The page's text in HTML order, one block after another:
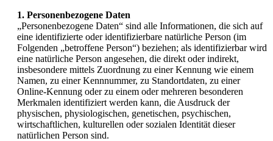
1. Personenbezogene Daten
„Personenbezogene Daten“ sind alle Informationen, die sich auf
eine identifizierte oder identifizierbare natürliche Person (im
Folgenden „betroffene Person“) beziehen; als identifizierbar wird
eine natürliche Person angesehen, die direkt oder indirekt,
insbesondere mittels Zuordnung zu einer Kennung wie einem
Namen, zu einer Kennnummer, zu Standortdaten, zu einer
Online-Kennung oder zu einem oder mehreren besonderen
Merkmalen identifiziert werden kann, die Ausdruck der
physischen, physiologischen, genetischen, psychischen,
wirtschaftlichen, kulturellen oder sozialen Identität dieser
natürlichen Person sind.